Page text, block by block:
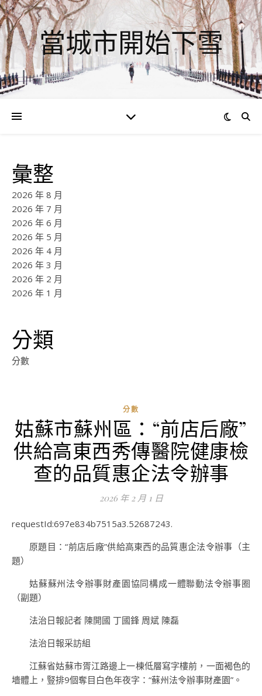
當城市開始下雪
彙整
2026 年 8 月
2026 年 7 月
2026 年 6 月
2026 年 5 月
2026 年 4 月
2026 年 3 月
2026 年 2 月
2026 年 1 月
分類
分數
分數
姑蘇市蘇州區：“前店后廠”
供給高東西秀傳醫院健康檢
查的品質惠企法令辦事
2026 年 2 月 1 日
requestId:697e834b7515a3.52687243.
原題目：“前店后廠”供給高東西的品質惠企法令辦事（主
題）
姑蘇蘇州法令辦事財產園協同構成一體聯動法令辦事圈
（副題）
法治日報記者 陳開國 丁國鋒 周斌 陳磊
法治日報采訪組
江蘇省姑蘇市胥江路邊上一棟低層寫字樓前，一面褐色的
墻體上，豎排9個奪目白色年夜字：“蘇州法令辦事財產園”。
0